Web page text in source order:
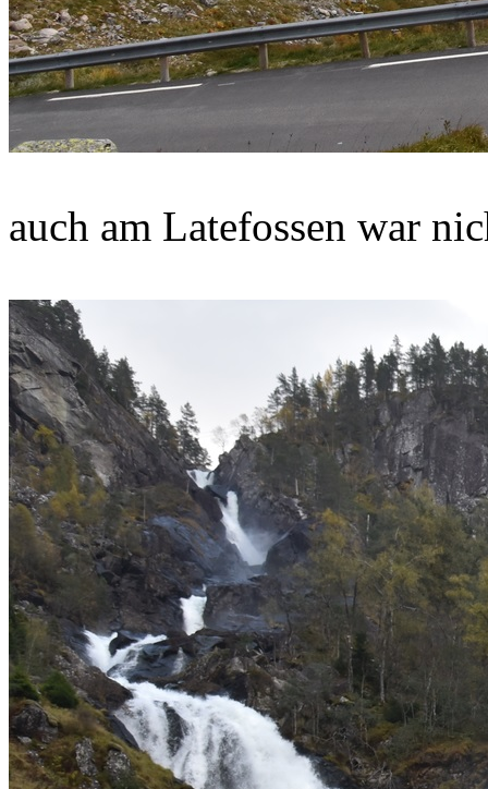
auch am Latefossen war